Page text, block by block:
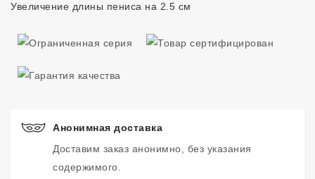
Увеличение длины пениса на 2.5 см
Анонимная доставка
Доставим заказ анонимно, без указания
содержимого.